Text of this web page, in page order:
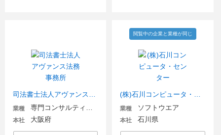
業種
本社 大阪府
閲覧中の企業と業種が同じ
業種 ソフトウエア
本社 石川県